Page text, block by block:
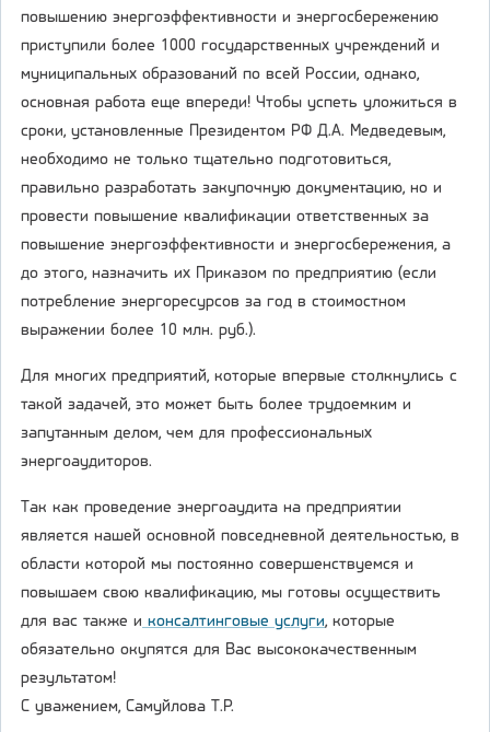
повышению энергоэффективности и энергосбережению
приступили более 1000 государственных учреждений и
муниципальных образований по всей России, однако,
основная работа еще впереди! Чтобы успеть уложиться в
сроки, установленные Президентом РФ Д.А. Медведевым,
необходимо не только тщательно подготовиться,
правильно разработать закупочную документацию, но и
провести повышение квалификации ответственных за
повышение энергоэффективности и энергосбережения, а
до этого, назначить их Приказом по предприятию (если
потребление энергоресурсов за год в стоимостном
выражении более 10 млн. руб.).
Для многих предприятий, которые впервые столкнулись с
такой задачей, это может быть более трудоемким и
запутанным делом, чем для профессиональных
энергоаудиторов.
Так как проведение энергоаудита на предприятии
является нашей основной повседневной деятельностью, в
области которой мы постоянно совершенствуемся и
повышаем свою квалификацию, мы готовы осуществить
для вас также и консалтинговые услуги, которые
обязательно окупятся для Вас высококачественным
результатом!
С уважением, Самуйлова Т.Р.